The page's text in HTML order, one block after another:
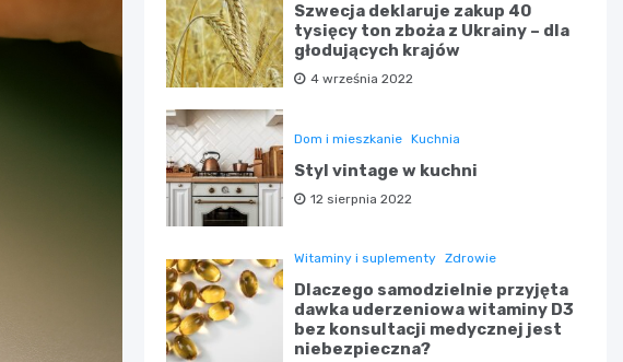
Szwecja deklaruje zakup 40
tysięcy ton zboża z Ukrainy – dla
głodujących krajów
4 września 2022
Dom i mieszkanie Kuchnia
Styl vintage w kuchni
12 sierpnia 2022
Witaminy i suplementy Zdrowie
Dlaczego samodzielnie przyjęta
dawka uderzeniowa witaminy D3
bez konsultacji medycznej jest
niebezpieczna?